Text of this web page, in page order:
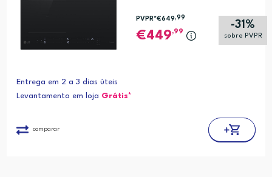
-31%
sobre PVPR
PVPR*€649,99
449,99
Entrega em 2 a 3 dias úteis
Levantamento em loja Grátis*
comparar